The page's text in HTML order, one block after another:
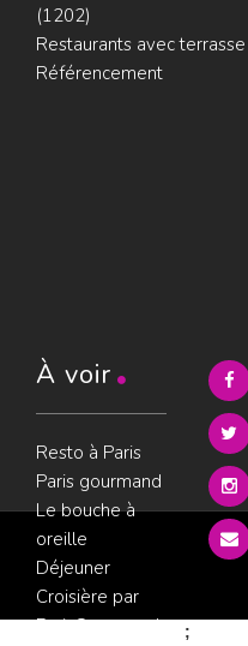
(1202)
Restaurants avec terrasse
Référencement
À voir
Resto à Paris
Paris gourmand
Le bouche à
oreille
Déjeuner
Croisière par
ParisGourmand
;